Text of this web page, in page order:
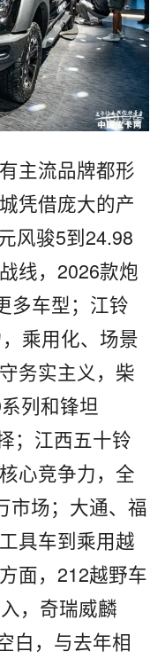
主流品牌都形
凭借庞大的产
风骏5到24.98
线，2026款炮
多车型；江铃
乘用化、场景
务实主义，柴
列和锋坦
；江西五十铃
心竞争力，全
市场；大通、福
具车到乘用越
面，212越野车
，奇瑞威麟
白，与去年相